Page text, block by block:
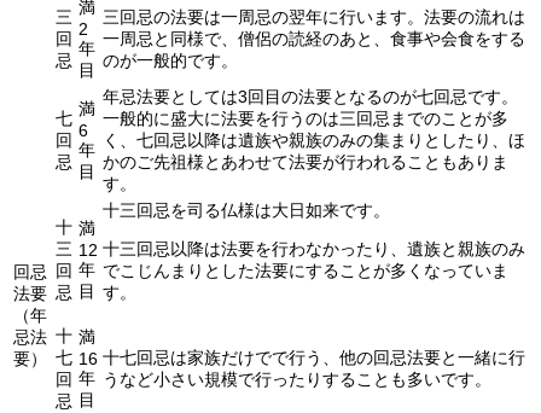
回忌
法要
（年
忌法
要）
三
回
忌
満
2
年
目
三回忌の法要は一周忌の翌年に行います。法要の流れは
一周忌と同様で、僧侶の読経のあと、食事や会食をする
のが一般的です。
七
回
忌
満
6
年
目
年忌法要としては3回目の法要となるのが七回忌です。
一般的に盛大に法要を行うのは三回忌までのことが多
く、七回忌以降は遺族や親族のみの集まりとしたり、ほ
かのご先祖様とあわせて法要が行われることもありま
す。
十
三
回
忌
満
12
年
目
十三回忌を司る仏様は大日如来です。
十三回忌以降は法要を行わなかったり、遺族と親族のみ
でこじんまりとした法要にすることが多くなっていま
す。
十
七
回
忌
満
16
年
目
十七回忌は家族だけでで行う、他の回忌法要と一緒に行
うなど小さい規模で行ったりすることも多いです。